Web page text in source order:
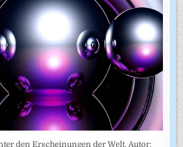
den Erscheinungen der Welt. Autor: